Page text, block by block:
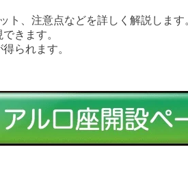
ト、注意点などを詳しく解説します
きます。
られます。